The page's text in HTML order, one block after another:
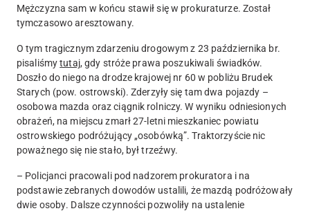
Mężczyzna sam w końcu stawił się w prokuraturze. Został
tymczasowo aresztowany.
O tym tragicznym zdarzeniu drogowym z 23 października br.
pisaliśmytutaj, gdy stróże prawa poszukiwali świadków.
Doszło do niego na drodze krajowej nr 60 w pobliżu Brudek
Starych (pow. ostrowski).Zderzyły się tam dwa pojazdy –
osobowa mazda oraz ciągnik rolniczy. W wyniku odniesionych
obrażeń, na miejscu zmarł 27-letni mieszkaniec powiatu
ostrowskiego podróżujący „osobówką”.Traktorzyście nic
poważnego się nie stało, był trzeźwy.
– Policjanci pracowali pod nadzorem prokuratora i na
podstawie zebranych dowodów ustalili, że mazdą podróżowały
dwie osoby. Dalsze czynności pozwoliły na ustalenie